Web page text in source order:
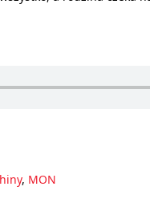
, MON